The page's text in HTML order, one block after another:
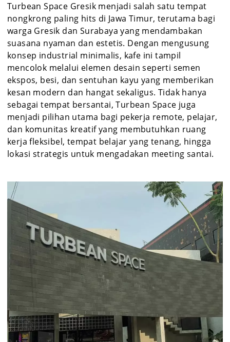
Turbean Space Gresik menjadi salah satu tempat
nongkrong paling hits di Jawa Timur, terutama bagi
warga Gresik dan Surabaya yang mendambakan
suasana nyaman dan estetis. Dengan mengusung
konsep industrial minimalis, kafe ini tampil
mencolok melalui elemen desain seperti semen
ekspos, besi, dan sentuhan kayu yang memberikan
kesan modern dan hangat sekaligus. Tidak hanya
sebagai tempat bersantai, Turbean Space juga
menjadi pilihan utama bagi pekerja remote, pelajar,
dan komunitas kreatif yang membutuhkan ruang
kerja fleksibel, tempat belajar yang tenang, hingga
lokasi strategis untuk mengadakan meeting santai.